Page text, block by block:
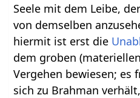
Seele mit dem Leibe,
von demselben
hiermit ist erst die
dem groben
Vergehen bewiesen; es
sich zu Brahman